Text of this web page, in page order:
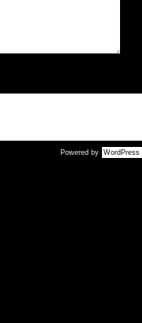
Powered by WordPress